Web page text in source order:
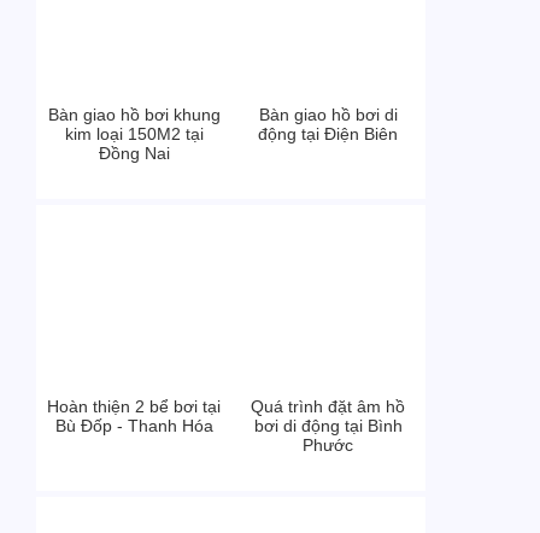
Bàn giao hồ bơi khung
kim loại 150M2 tại
Đồng Nai
Bàn giao hồ bơi di
động tại Điện Biên
Hoàn thiện 2 bể bơi tại
Bù Đốp - Thanh Hóa
Quá trình đặt âm hồ
bơi di động tại Bình
Phước